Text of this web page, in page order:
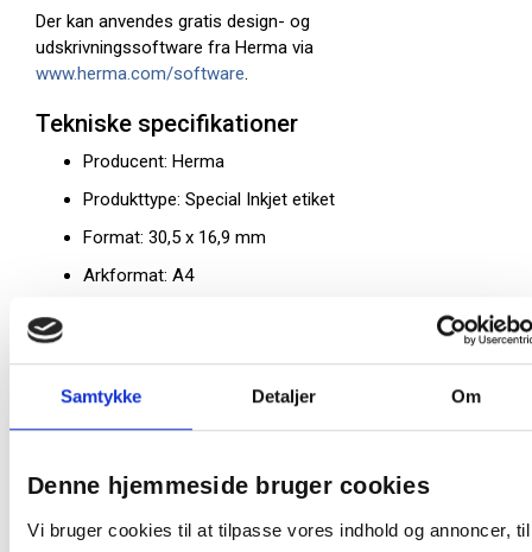
Samtykke Detaljer Om
Denne hjemmeside bruger cookies
Vi bruger cookies til at tilpasse vores indhold og annoncer, til
Der kan anvendes gratis design- og
udskrivningssoftware fra Herma via
www.herma.com/software.
Tekniske specifikationer
Producent: Herma
Produkttype: Special Inkjet etiket
Format: 30,5 x 16,9 mm
Arkformat: A4
Antal ark pr. pakke: 25 ark
Antal etiketter pr. pakke: 2400 stk.
Klæbetype: Permanent
Printertype: Blækprinter (inkjet)